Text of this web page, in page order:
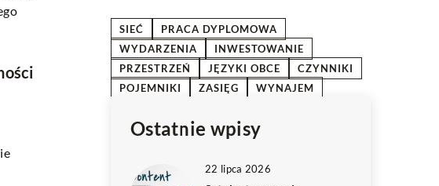
SIEĆ
PRACA DYPLOMOWA
WYDARZENIA
INWESTOWANIE
PRZESTRZEŃ
JĘZYKI OBCE
CZYNNIKI
POJEMNIKI
ZASIĘG WYNAJEM
Ostatnie wpisy
22 lipca 2026